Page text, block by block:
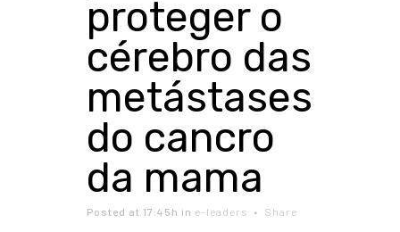
proteger o
cérebro das
metástases
do cancro
da mama
Posted at 17:45h in e-leaders Share